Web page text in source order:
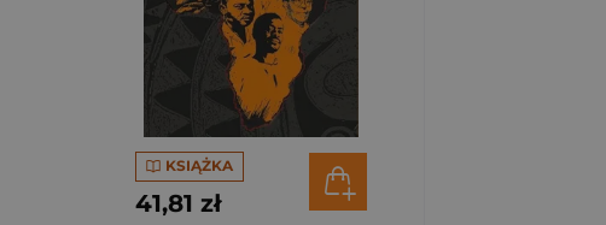
KSIĄŻKA
41,81 zł